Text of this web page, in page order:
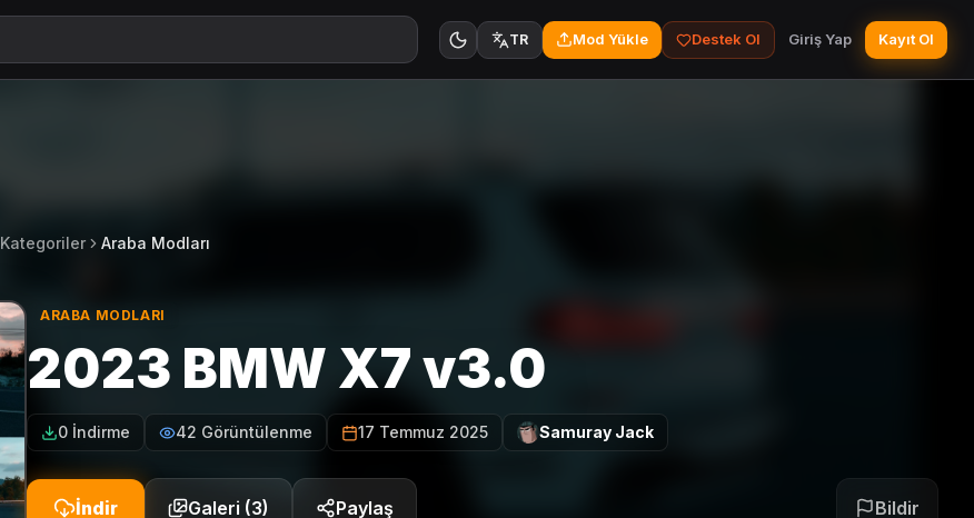
TR Mod Yükle Destek Ol Giriş Yap Kayıt Ol
Kategoriler Araba Modları
ARABA MODLARI
2023 BMW X7 v3.0
0 İndirme 42 Görüntülenme 17 Temmuz 2025 Samuray Jack
İndir Galeri (3) Paylaş Bildir